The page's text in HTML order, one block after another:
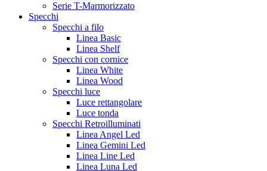
Serie T-Marmorizzato
Specchi
Specchi a filo
Linea Basic
Linea Shelf
Specchi con cornice
Linea White
Linea Wood
Specchi luce
Luce rettangolare
Luce tonda
Specchi Retroilluminati
Linea Angel Led
Linea Gemini Led
Linea Line Led
Linea Luna Led